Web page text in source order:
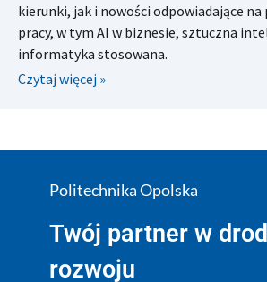
kierunki, jak i nowości odpowiadające
pracy, w tym AI w biznesie, sztuczna
informatyka stosowana.
Czytaj więcej »
Politechnika Opolska
Twój partner w
rozwoju